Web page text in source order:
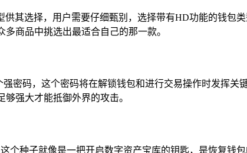
其选择，用户需要仔细甄别，选择带有HD功能的钱包
商品中挑选出最适合自己的那一款。
密码，这个密码将在解锁钱包和进行交易操作时发挥
强大才能抵御外界的攻击。
个种子就像是一把开启数字资产宝库的钥匙，是恢复钱